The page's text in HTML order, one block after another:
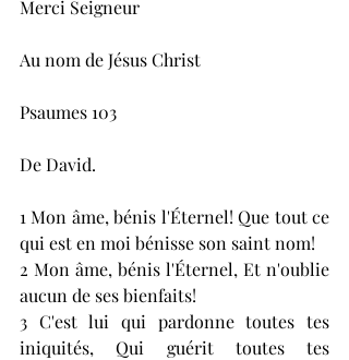
Merci Seigneur
Au nom de Jésus Christ
Psaumes 103
De David.
1 Mon âme, bénis l'Éternel! Que tout ce
qui est en moi bénisse son saint nom!
2 Mon âme, bénis l'Éternel, Et n'oublie
aucun de ses bienfaits!
3 C'est lui qui pardonne toutes tes
iniquités, Qui guérit toutes tes